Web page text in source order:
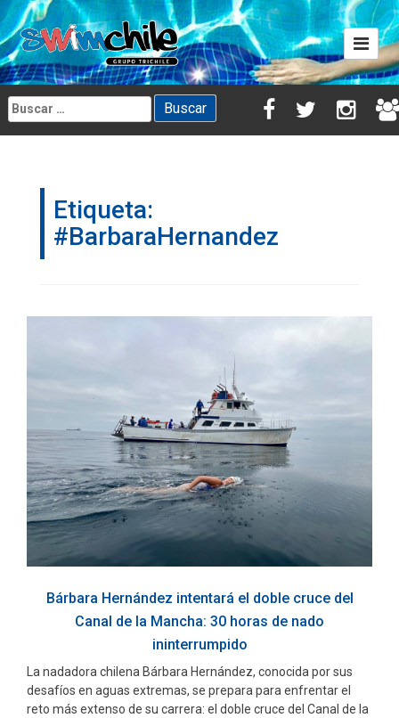
Skip
to
content
Buscar:
Etiqueta:
#BarbaraHernandez
Bárbara Hernández intentará el doble cruce del
Canal de la Mancha: 30 horas de nado
ininterrumpido
La nadadora chilena Bárbara Hernández, conocida por sus
desafíos en aguas extremas, se prepara para enfrentar el
reto más extenso de su carrera: el doble cruce del Canal de la